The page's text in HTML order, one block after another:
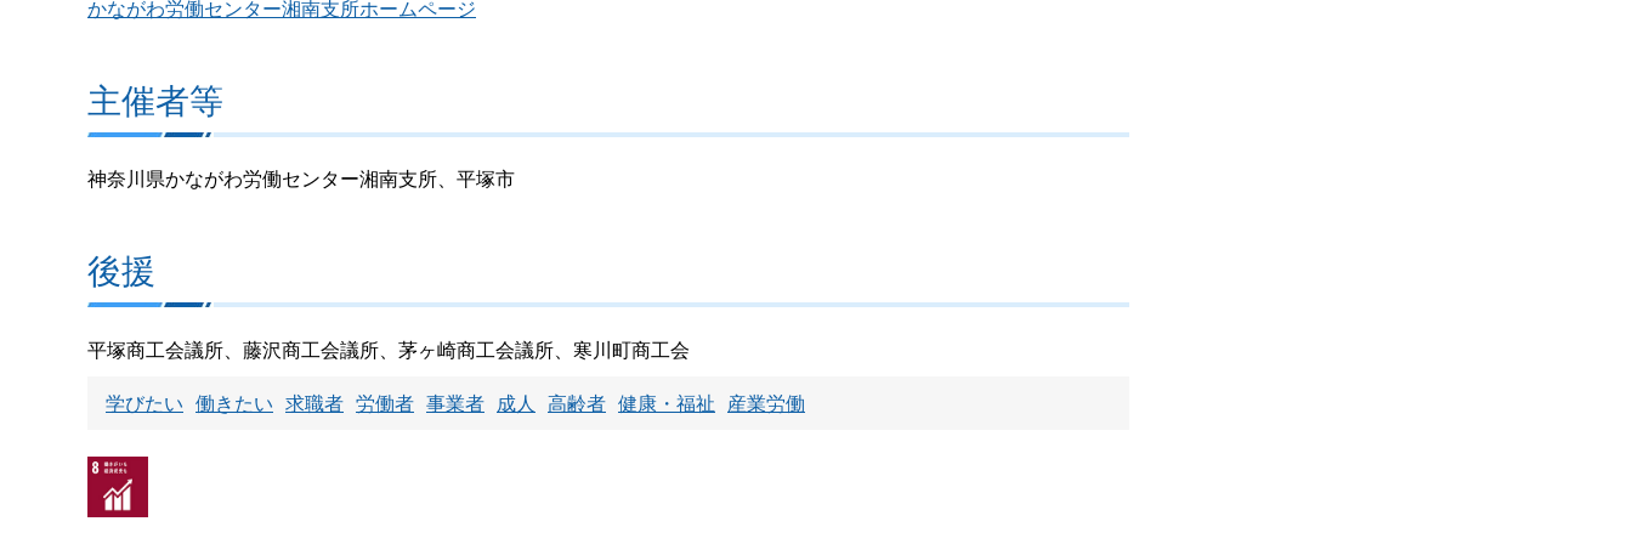
かながわ労働センター湘南支所ホームページ
主催者等
神奈川県かながわ労働センター湘南支所、平塚市
後援
平塚商工会議所、藤沢商工会議所、茅ヶ崎商工会議所、寒川町商工会
学びたい 働きたい 求職者 労働者 事業者 成人 高齢者 健康・福祉 産業労働